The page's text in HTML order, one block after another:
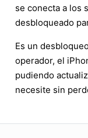
se conecta a los
desbloqueado
Es un
operador, el
pudiendo
necesite sin